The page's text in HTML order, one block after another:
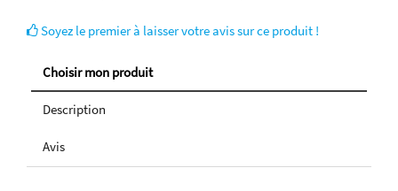
Soyez le premier à laisser votre avis sur ce produit !
Choisir mon produit
Description
Avis